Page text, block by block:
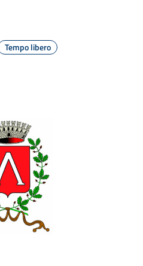
Tempo libero